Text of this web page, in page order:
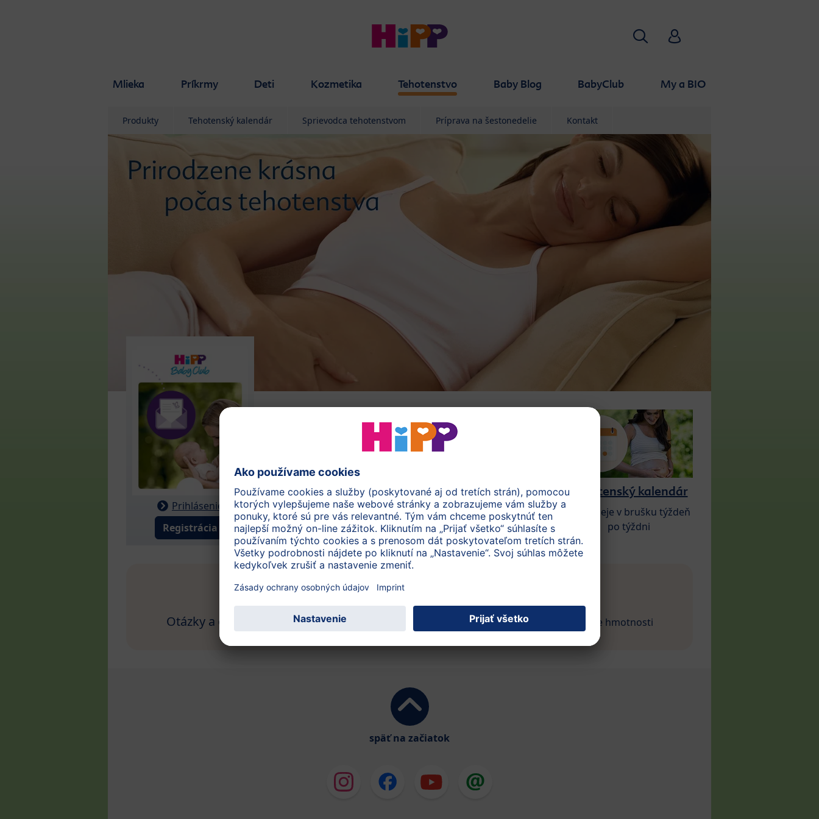
Mlieka Príkrmy Deti Kozmetika Tehotenstvo Baby Blog BabyClub My a BIO
HľadaťHiPP Babyclub
Produkty Tehotenský kalendár Sprievodca tehotenstvom Príprava na šestonedelie Kontakt
Prihlásenie
Registrácia
Ako spoznám,
že som tehotná
Priberanie v
tehotenstve
Neohrozí bábätko cvičenie?
Tehotenský kalendár
Čo sa deje v brušku týždeň
po týždni
Najobľúbenejší odkazy:
Otázky a odpovede Starostlivosť o pleť Zvýšená potreba živín Zvýšenie hmotnosti
späť na začiatok